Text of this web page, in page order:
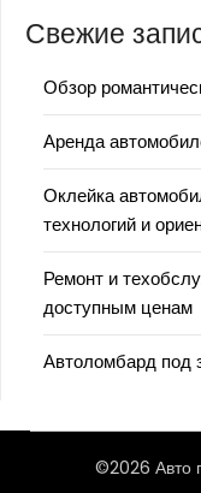
Свежие
Обзор
Аренда
Оклейка
технологий и
Ремонт и
доступным ценам
Автоломбард под
©2026 Авто